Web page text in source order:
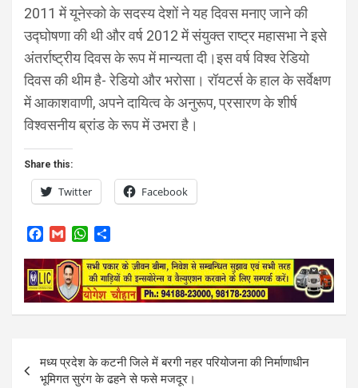
2011 में यूनेस्को के सदस्य देशों ने यह दिवस मनाए जाने की
उद्घोषणा की थी और वर्ष 2012 में संयुक्त राष्ट्र महासभा ने इसे
अंतर्राष्ट्रीय दिवस के रूप में मान्यता दी।इस वर्ष विश्व रेडियो
दिवस की थीम है- रेडियो और भरोसा। रॉयटर्स के हाल के सर्वेक्षण
में आकाशवाणी, अपने दायित्व के अनुरूप, प्रसारण के शीर्ष
विश्वसनीय ब्रांड के रूप में उभरा है।
Share this:
Twitter Facebook
c
e
b
o
a
i
l
W
a
t
s
A
a
r
e
navigation
मध्य प्रदेश के कटनी जिले में बरगी नहर परियोजना की निर्माणाधीन
भूमिगत सुरंग के ढहने से फसे मजदूर।